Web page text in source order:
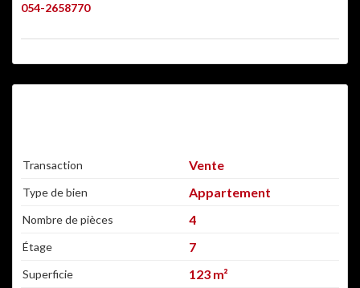
054-2658770
Transaction Vente
Type de bien Appartement
Nombre de pièces 4
Étage 7
Superficie 123 m²